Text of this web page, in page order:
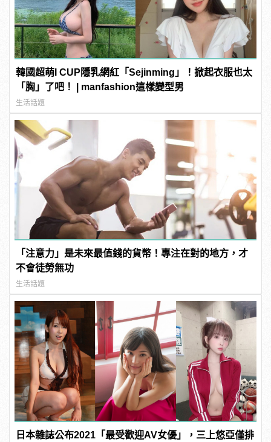
韓國超萌I CUP隱乳網紅「Sejinming」！掀起衣服也太
「胸」了吧！ | manfashion這樣變型男
生活話題
「注意力」是未來最值錢的貨幣！專注在對的地方，才
不會徒勞無功
生活話題
日本雜誌公布2021「最受歡迎AV女優」，三上悠亞僅排